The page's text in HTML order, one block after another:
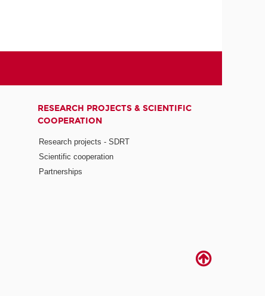
RESEARCH PROJECTS & SCIENTIFIC
COOPERATION
Research projects - SDRT
Scientific cooperation
Partnerships